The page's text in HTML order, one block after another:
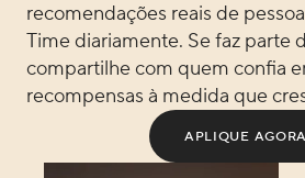
recomendações reais de
Time diariamente. Se faz parte
compartilhe com quem confia
recompensas à medida que
APLIQUE AGORA